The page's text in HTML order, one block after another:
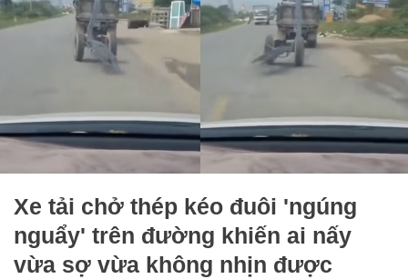
Xe tải chở thép kéo đuôi 'ngúng
nguẩy' trên đường khiến ai nấy
vừa sợ vừa không nhịn được